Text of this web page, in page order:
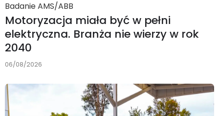
Badanie AMS/ABB
Motoryzacja miała być w pełni
elektryczna. Branża nie wierzy w rok
2040
06/08/2026